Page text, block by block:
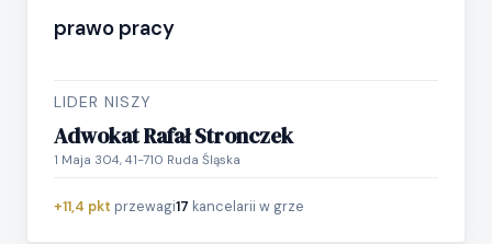
prawo pracy
LIDER NISZY
Adwokat Rafał Stronczek
1 Maja 304, 41-710 Ruda Śląska
+11,4 pkt przewagi17 kancelarii w grze